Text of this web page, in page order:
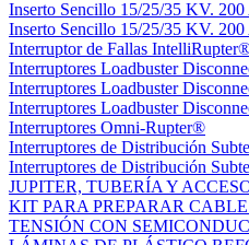
Inserto Sencillo 15/25/35 KV. 200
Inserto Sencillo 15/25/35 KV. 200
Interruptor de Fallas
Interruptores Loadbuster
Interruptores Loadbuster
Interruptores Loadbuster
Interruptores Omni‐Rupter®
Interruptores de Distribución
Interruptores de Distribución
JUPITER, TUBERÍA Y
KIT PARA PREPARAR
TENSIÓN CON